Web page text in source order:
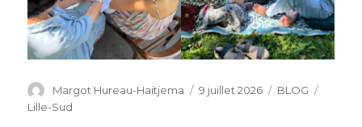
Auteur
Margot Hureau-Haitjema
Publié
9 juillet 2026 Catégories
BLOG
Lille-Sud